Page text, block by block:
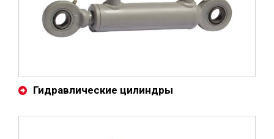
Гидравлические цилиндры